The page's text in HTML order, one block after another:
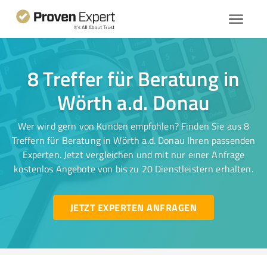
8 Treffer für Beratung in
Wörth a.d. Donau
Wer wird gern von Kunden empfohlen? Finden Sie aus 8
Treffern für Beratung in Wörth a.d. Donau Ihren passenden
Experten. Jetzt vergleichen und mit nur einer Anfrage
kostenlos Angebote von bis zu 20 Dienstleistern erhalten.
JETZT EXPERTEN ANFRAGEN